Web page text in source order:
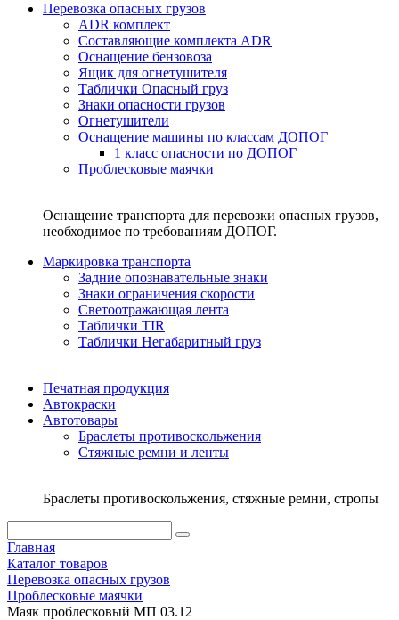
Перевозка опасных грузов
ADR комплект
Составляющие комплекта ADR
Оснащение бензовоза
Ящик для огнетушителя
Таблички Опасный груз
Знаки опасности грузов
Огнетушители
Оснащение машины по классам ДОПОГ
1 класс опасности по ДОПОГ
Проблесковые маячки
Оснащение транспорта для перевозки опасных грузов,
необходимое по требованиям ДОПОГ.
Маркировка транспорта
Задние опознавательные знаки
Знаки ограничения скорости
Светоотражающая лента
Таблички TIR
Таблички Негабаритный груз
Печатная продукция
Автокраски
Автотовары
Браслеты противоскольжения
Стяжныe ремни и ленты
Браслеты противоскольжения, стяжные ремни, стропы
Главная
Каталог товаров
Перевозка опасных грузов
Проблесковые маячки
Маяк проблесковый МП 03.12